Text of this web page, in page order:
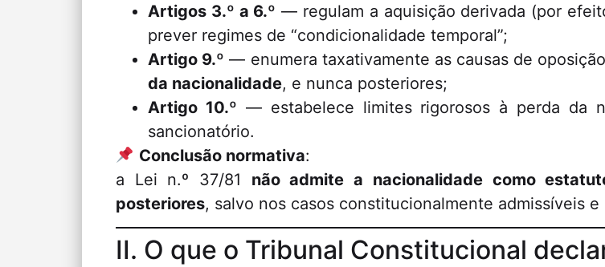
Artigos 3.º a 6.º — regulam a aquisição derivada (por
prever regimes de “condicionalidade temporal”;
Artigo 9.º — enumera taxativamente as causas de
da nacionalidade, e nunca posteriores;
Artigo 10.º — estabelece limites rigorosos à perda da
sancionatório.
Conclusão normativa:
a Lei n.º 37/81 não admite a nacionalidade como
posteriores, salvo nos casos constitucionalmente admissíveis
II. O que o Tribunal Constitucional